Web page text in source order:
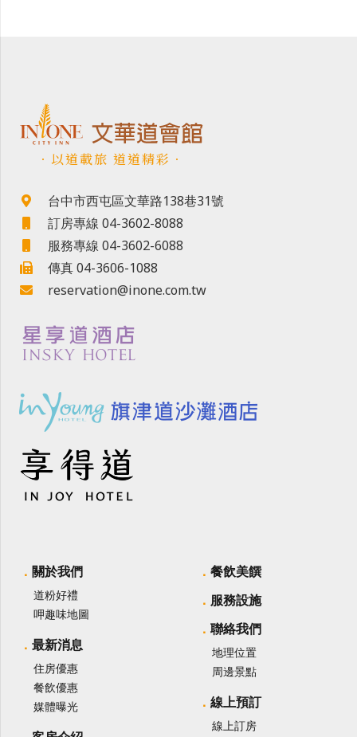
．以道載旅 道道精彩．
台中市西屯區文華路138巷31號
訂房專線 04-3602-8088
服務專線 04-3602-6088
傳真 04-3606-1088
reservation@inone.com.tw
關於我們
道粉好禮
呷趣味地圖
最新消息
住房優惠
餐飲優惠
媒體曝光
餐飲美饌
服務設施
聯絡我們
地理位置
周邊景點
線上預訂
線上訂房